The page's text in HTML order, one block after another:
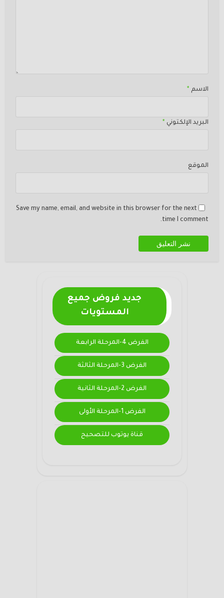
الاسم *
البريد الإلكتوني *
الموقع
Save my name, email, and website in this browser for the next
time I comment.
جديد فروض جميع
المستويات
الفرض 4-المرحلة الرابعة
الفرض 3-المرحلة الثالثة
الفرض 2-المرحلة الثانية
الفرض 1-المرحلة الأولى
قناة يوتوب للتصحيح